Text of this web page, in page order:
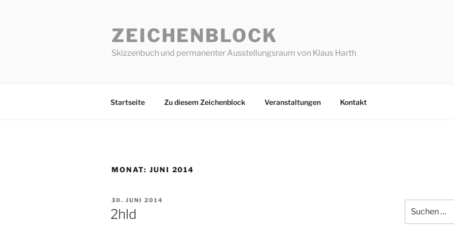
ZEICHENBLOCK
Skizzenbuch und permanenter Ausstellungsraum von Klaus Harth
Startseite Zu diesem Zeichenblock Veranstaltungen Kontakt
MONAT: JUNI 2014
VERÖFFENTLICHT
AM
30. JUNI 2014
2hld
nach: